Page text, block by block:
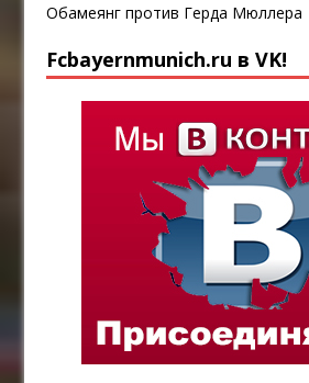
Обамеянг против Герда Мюллера
Fcbayernmunich.ru в VK!